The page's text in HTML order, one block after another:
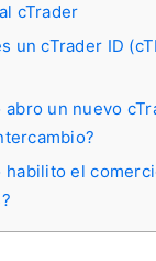
cTrader
un cTrader ID
abro un nuevo
habilito el